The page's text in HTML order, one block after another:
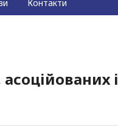
Контакти